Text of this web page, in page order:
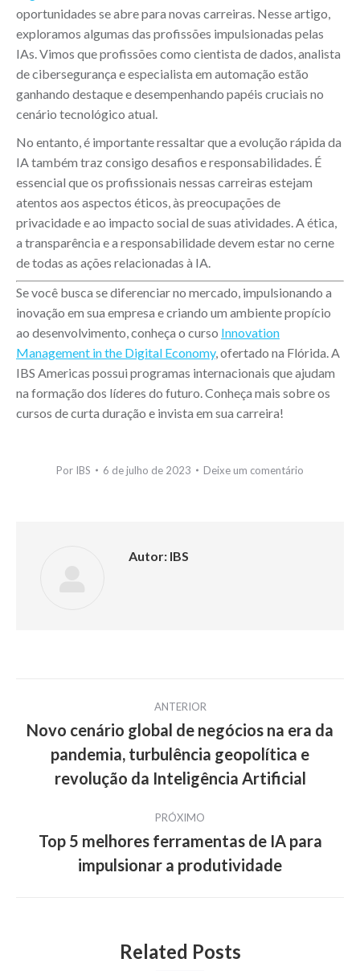
oportunidades se abre para novas carreiras. Nesse artigo,
exploramos algumas das profissões impulsionadas pelas
IAs. Vimos que profissões como cientista de dados, analista
de cibersegurança e especialista em automação estão
ganhando destaque e desempenhando papéis cruciais no
cenário tecnológico atual.
No entanto, é importante ressaltar que a evolução rápida da
IA também traz consigo desafios e responsabilidades. É
essencial que os profissionais nessas carreiras estejam
atentos aos aspectos éticos, às preocupações de
privacidade e ao impacto social de suas atividades. A ética,
a transparência e a responsabilidade devem estar no cerne
de todas as ações relacionadas à IA.
Se você busca se diferenciar no mercado, impulsionando a
inovação em sua empresa e criando um ambiente propício
ao desenvolvimento, conheça o curso Innovation
Management in the Digital Economy, ofertado na Flórida. A
IBS Americas possui programas internacionais que ajudam
na formação dos líderes do futuro. Conheça mais sobre os
cursos de curta duração e invista em sua carreira!
Por IBS 6 de julho de 2023 Deixe um comentário
Autor: IBS
de
post:
ANTERIOR
Post
anterior:
Novo cenário global de negócios na era da
pandemia, turbulência geopolítica e
revolução da Inteligência Artificial
PRÓXIMO
post:
Top 5 melhores ferramentas de IA para
impulsionar a produtividade
Related Posts